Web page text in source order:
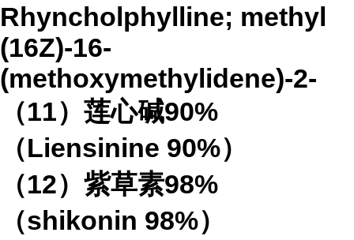
Rhyncholphylline; methyl
(16Z)-16-
(methoxymethylidene)-2-
（11）莲心碱90%
（Liensinine 90%）
（12）紫草素98%
（shikonin 98%）